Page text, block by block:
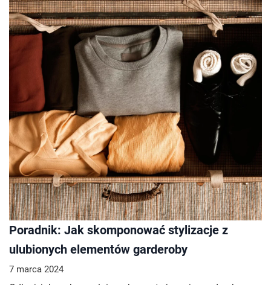
Poradnik: Jak skomponować stylizacje z
ulubionych elementów garderoby
7 marca 2024